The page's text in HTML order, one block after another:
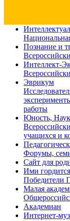
Познание и
Интеллект-
Эврикум
работы
Юность,
учащихся и
Форумы,
Сайт для
Ими
Победители
Малая
Академиан
Интернет-